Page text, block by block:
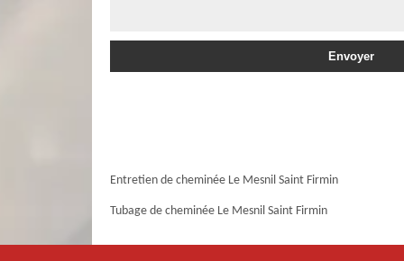
Entretien de cheminée Le Mesnil Saint Firmin
Tubage de cheminée Le Mesnil Saint Firmin